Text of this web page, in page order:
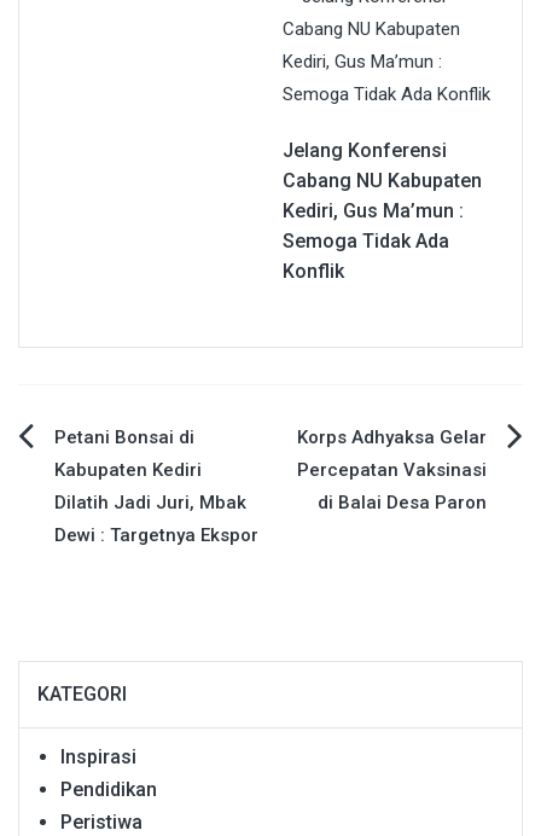
Jelang Konferensi
Cabang NU Kabupaten
Kediri, Gus Ma’mun :
Semoga Tidak Ada
Konflik
Navigasi
pos
Petani Bonsai di
Kabupaten Kediri
Dilatih Jadi Juri, Mbak
Dewi : Targetnya Ekspor
Korps Adhyaksa Gelar
Percepatan Vaksinasi
di Balai Desa Paron
KATEGORI
Inspirasi
Pendidikan
Peristiwa